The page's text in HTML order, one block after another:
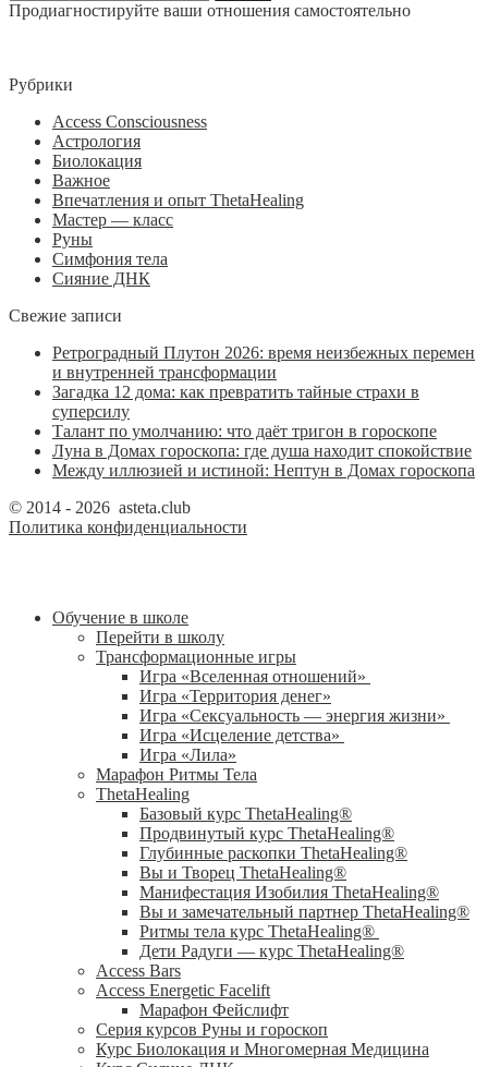
Продиагностируйте ваши отношения самостоятельно
Рубрики
Access Consciousness
Астрология
Биолокация
Важное
Впечатления и опыт ThetaHealing
Мастер — класс
Руны
Симфония тела
Сияние ДНК
Свежие записи
Ретроградный Плутон 2026: время неизбежных перемен
и внутренней трансформации
Загадка 12 дома: как превратить тайные страхи в
суперсилу
Талант по умолчанию: что даёт тригон в гороскопе
Луна в Домах гороскопа: где душа находит спокойствие
Между иллюзией и истиной: Нептун в Домах гороскопа
© 2014 - 2026 asteta.club
Политика конфиденциальности
Обучение в школе
Перейти в школу
Трансформационные игры
Игра «Вселенная отношений»
Игра «Территория денег»
Игра «Сексуальность — энергия жизни»
Игра «Исцеление детства»
Игра «Лила»
Марафон Ритмы Тела
ThetaHealing
Базовый курс ThetaHealing®
Продвинутый курс ThetaHealing®
Глубинные раскопки ThetaHealing®
Вы и Творец ThetaHealing®
Манифестация Изобилия ThetaHealing®
Вы и замечательный партнер ThetaHealing®
Ритмы тела курс ThetaHealing®
Дети Радуги — курс ThetaHealing®
Access Bars
Access Energetic Facelift
Марафон Фейслифт
Серия курсов Руны и гороскоп
Курс Биолокация и Многомерная Медицина